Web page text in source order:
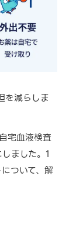
を減らしま
宅血液検査
ました。1
ついて、解